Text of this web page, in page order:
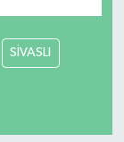
SİVASLI